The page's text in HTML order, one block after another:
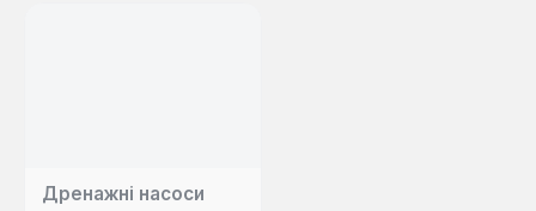
Дренажні насоси